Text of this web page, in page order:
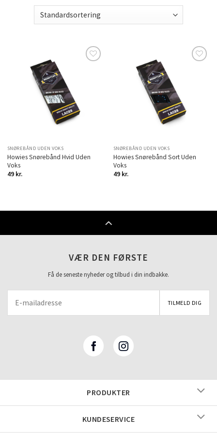
SNØREBÅND UDEN VOKS
Howies Snørebånd Hvid Uden
Voks
49 kr.
SNØREBÅND UDEN VOKS
Howies Snørebånd Sort Uden
Voks
49 kr.
VÆR DEN FØRSTE
Få de seneste nyheder og tilbud i din indbakke.
PRODUKTER
KUNDESERVICE